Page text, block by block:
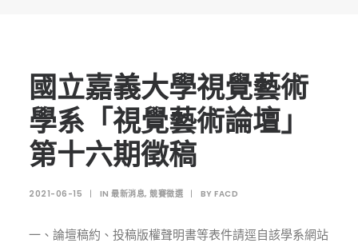
表單下載
招生資訊
高中生專區
境外生專區 PROSPECTIVE STUDENTS
聯絡我們 CONTACT
國立嘉義大學視覺藝術
學系「視覺藝術論壇」
第十六期徵稿
2021-06-15 | IN 最新消息, 競賽徵選 | BY FACD
一、論壇稿約、投稿版權聲明書等表件請逕自該學系網站